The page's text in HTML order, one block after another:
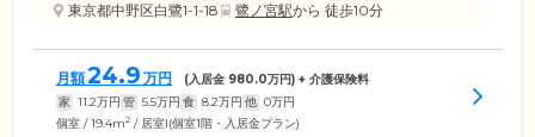
東京都中野区白鷺1-1-18
鷺ノ宮駅から 徒歩10分
月額24.9 万円 (入居金 980.0万円) + 介護保険料
家 11.2万円 管 5.5万円 食 8.2万円 他 0万円
個室 / 19.4m2 / 居室I(個室1階・入居金プラン)